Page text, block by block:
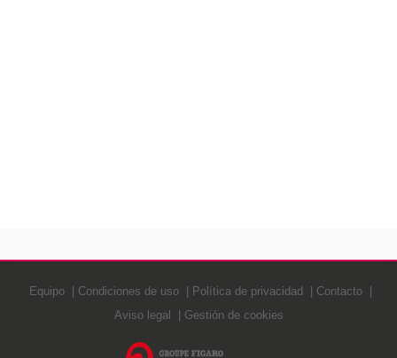
Equipo Condiciones de uso Política de privacidad
Contacto
Aviso legal
Gestión de cookies